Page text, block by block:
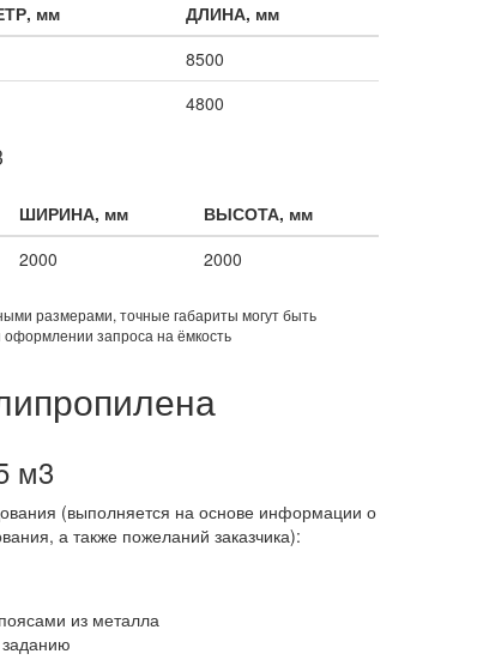
мм
ДЛИНА, мм
8500
4800
ШИРИНА, мм
ВЫСОТА, мм
2000 2000
размерами, точные габариты могут быть
запроса на ёмкость
м3
(выполняется на основе информации о
а также пожеланий заказчика):
из металла